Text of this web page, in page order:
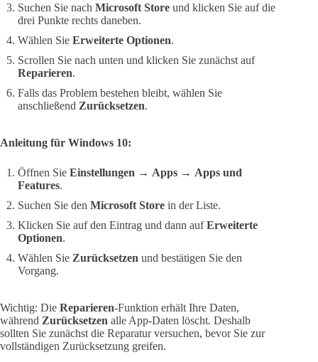
Suchen Sie nach Microsoft Store und klicken Sie auf die
drei Punkte rechts daneben.
Wählen Sie Erweiterte Optionen.
Scrollen Sie nach unten und klicken Sie zunächst auf
Reparieren.
Falls das Problem bestehen bleibt, wählen Sie
anschließend Zurücksetzen.
Anleitung für Windows 10:
Öffnen Sie Einstellungen → Apps → Apps und
Features.
Suchen Sie den Microsoft Store in der Liste.
Klicken Sie auf den Eintrag und dann aufErweiterte
Optionen.
Wählen Sie Zurücksetzen und bestätigen Sie den
Vorgang.
Wichtig: Die Reparieren-Funktion erhält Ihre Daten,
während Zurücksetzen alle App-Daten löscht. Deshalb
sollten Sie zunächst die Reparatur versuchen, bevor Sie zur
vollständigen Zurücksetzung greifen.